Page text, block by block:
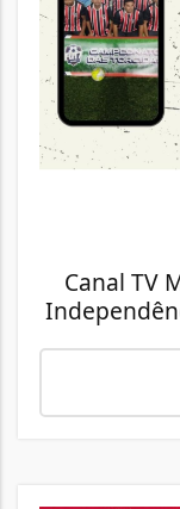
Canal TV